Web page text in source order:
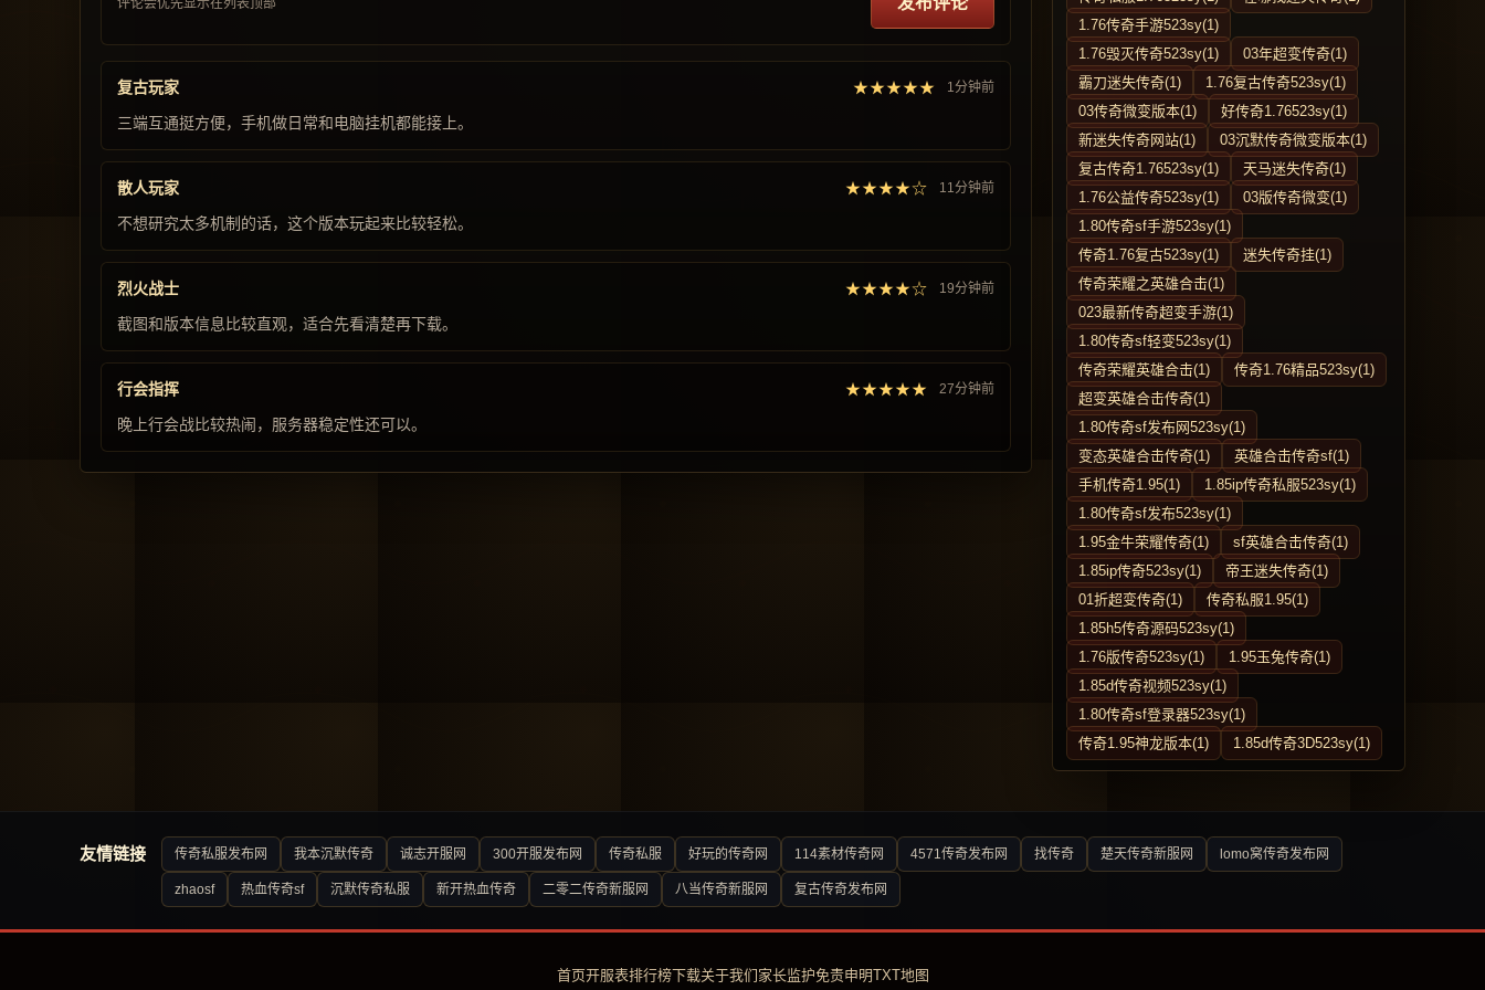
复古玩家 ★★★★★ 1分钟前
三端互通挺方便，手机做日常和电脑挂机都能接上。
散人玩家 ★★★★☆ 11分钟前
不想研究太多机制的话，这个版本玩起来比较轻松。
烈火战士 ★★★★☆ 19分钟前
截图和版本信息比较直观，适合先看清楚再下载。
行会指挥 ★★★★★ 27分钟前
晚上行会战比较热闹，服务器稳定性还可以。
1.76传奇手游523sy(1)
1.76毁灭传奇523sy(1)
03年超变传奇(1)
霸刀迷失传奇(1)
1.76复古传奇523sy(1)
03传奇微变版本(1)
好传奇1.76523sy(1)
新迷失传奇网站(1)
03沉默传奇微变版本(1)
复古传奇1.76523sy(1)
天马迷失传奇(1)
1.76公益传奇523sy(1)
03版传奇微变(1)
1.80传奇sf手游523sy(1)
传奇1.76复古523sy(1)
迷失传奇挂(1)
传奇荣耀之英雄合击(1)
023最新传奇超变手游(1)
1.80传奇sf轻变523sy(1)
传奇荣耀英雄合击(1)
传奇1.76精品523sy(1)
超变英雄合击传奇(1)
1.80传奇sf发布网523sy(1)
变态英雄合击传奇(1)
英雄合击传奇sf(1)
手机传奇1.95(1)
1.85ip传奇私服523sy(1)
1.80传奇sf发布523sy(1)
1.95金牛荣耀传奇(1)
sf英雄合击传奇(1)
1.85ip传奇523sy(1)
帝王迷失传奇(1)
01折超变传奇(1)
传奇私服1.95(1)
1.85h5传奇源码523sy(1)
1.76版传奇523sy(1)
1.95玉兔传奇(1)
1.85d传奇视频523sy(1)
1.80传奇sf登录器523sy(1)
传奇1.95神龙版本(1)
1.85d传奇3D523sy(1)
友情链接 传奇私服发布网 我本沉默传奇 诚志开服网 300开服发布网 传奇私服 好玩的传奇网 114素材传奇网 4571传奇发布网 找传奇 楚天传奇新服网 lomo窝传奇发布网
zhaosf 热血传奇sf 沉默传奇私服 新开热血传奇 二零二传奇新服网 八当传奇新服网 复古传奇发布网
首页开服表排行榜下载关于我们 家长监护免责申明TXT地图